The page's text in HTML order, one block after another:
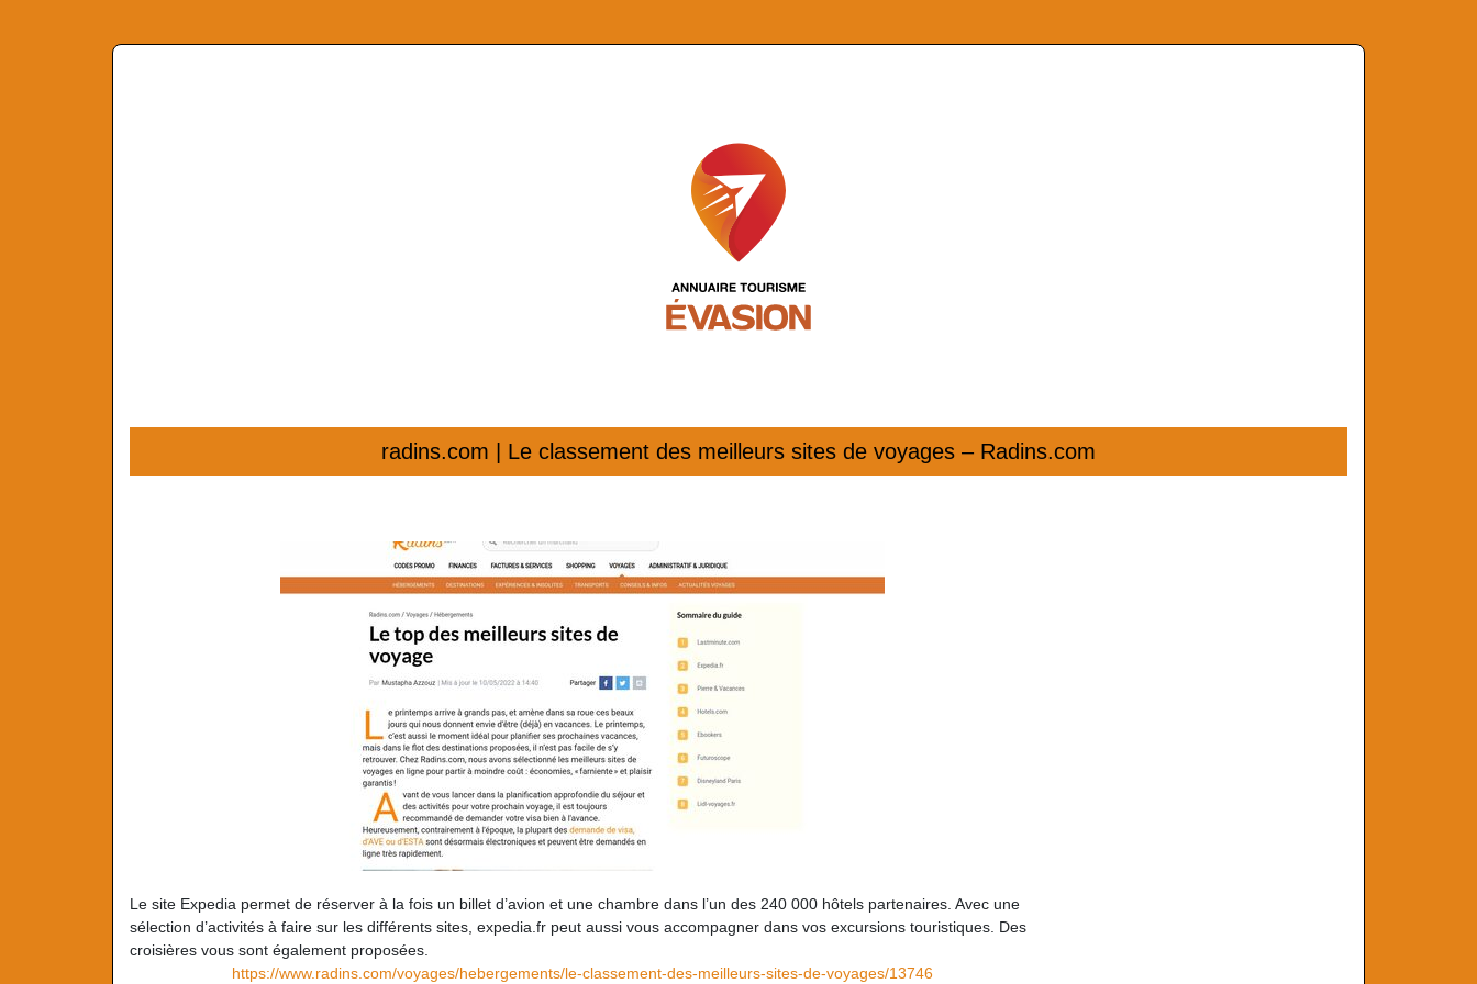
radins.com | Le classement des meilleurs sites de voyages – Radins.com
Le site Expedia permet de réserver à la fois un billet d’avion et une chambre dans l’un des 240 000 hôtels partenaires. Avec une
sélection d’activités à faire sur les différents sites, expedia.fr peut aussi vous accompagner dans vos excursions touristiques. Des
croisières vous sont également proposées.
https://www.radins.com/voyages/hebergements/le-classement-des-meilleurs-sites-de-voyages/13746